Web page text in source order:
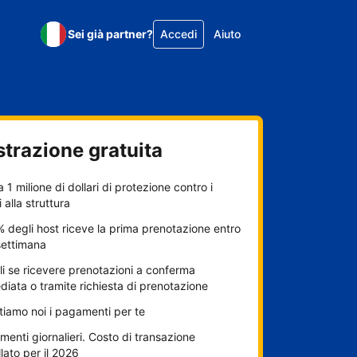
Sei già partner? Accedi Aiuto
gratuita
1 milione di dollari di protezione contro i
alla struttura
degli host riceve la prima prenotazione entro
se ricevere prenotazioni a conferma
o tramite richiesta di prenotazione
noi i pagamenti per te
giornalieri. Costo di transazione
per il 2026